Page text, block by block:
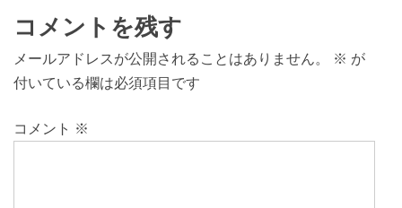
コメントを残す
メールアドレスが公開されることはありません。 ※ が
付いている欄は必須項目です
コメント ※